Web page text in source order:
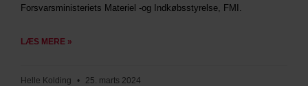
Forsvarsministeriets Materiel -og Indkøbsstyrelse, FMI.
LÆS MERE »
Helle Kolding 25. marts 2024